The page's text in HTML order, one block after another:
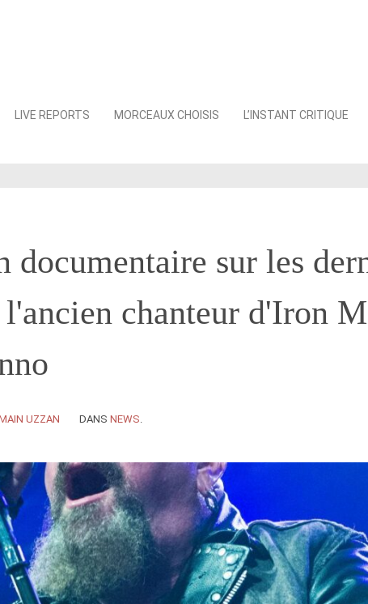
LIVE REPORTS MORCEAUX CHOISIS L’INSTANT CRITIQUE
documentaire sur les
l'ancien chanteur d'Iron
UZZAN DANS NEWS